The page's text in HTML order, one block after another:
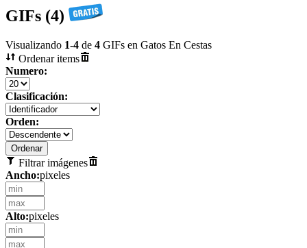
GIFs (4)
Visualizando 1-4 de 4 GIFs en Gatos En Cestas
Ordenar items
Numero:
Clasificación:
Orden:
Filtrar imágenes
Ancho:pixeles
Alto:pixeles